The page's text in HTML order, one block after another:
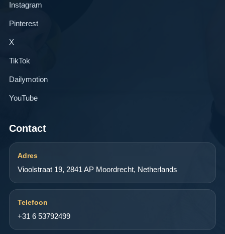
Instagram
Pinterest
X
TikTok
Dailymotion
YouTube
Contact
Adres
Vioolstraat 19, 2841 AP Moordrecht, Netherlands
Telefoon
+31 6 53792499